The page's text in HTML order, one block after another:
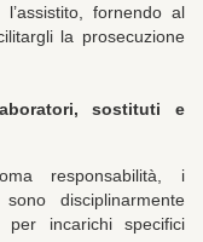
fornendo al
la prosecuzione
sostituti e
responsabilità, i
disciplinarmente
incarichi specifici